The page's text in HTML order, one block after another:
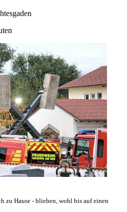
zu Hause - blieben, wohl bis auf einen